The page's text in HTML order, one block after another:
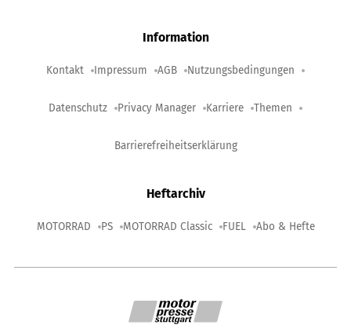
Information
Kontakt Impressum AGB Nutzungsbedingungen
Datenschutz Privacy Manager Karriere Themen
Barrierefreiheitserklärung
Heftarchiv
MOTORRAD PS MOTORRAD Classic FUEL Abo & Hefte